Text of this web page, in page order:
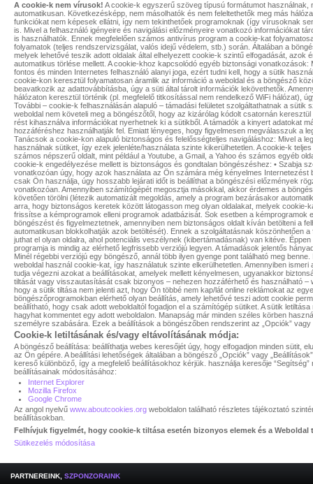
A cookie-k nem vírusok! A cookie-k egyszerű szöveg típusú formátumot
automatikusan. Következésképp, nem másolhatók és nem feleltethetők meg más
funkciókat nem képesek ellátni, így nem tekinthetőek programoknak (így vírusoknak
is. Mivel a felhasználó igényeire és navigálási előzményeire vonatkozó információkat
is használhatók. Ennek megfelelően számos antivírus program a cookie-kat
folyamatok (teljes rendszervizsgálat, valós idejű védelem, stb.) során. Általában a
melyek lehetővé teszik adott oldalak által elhelyezett cookie-k szintű elfogadását, azok
automatikus törlése mellett. A cookie-khoz kapcsolódó egyéb biztonsági
fontos és minden Internetes felhasználó alanyi joga, ezért tudni kell, hogy a sütik
cookie-kon keresztül folyamatosan áramlik az információ a weboldal és a böngésző
beavatkozik az adattovábbításba, úgy a süti által tárolt információk lekövethetők.
hálózaton keresztül történik (pl. megfelelő titkosítással nem rendelkező WiFi hálózat),
További – cookie-k felhasználásán alapuló – támadási felületet szolgáltathatnak a sütik
weboldal nem követeli meg a böngészőtől, hogy az kizárólag kódolt csatornán
rést kihasználva információkat nyerhetnek ki a sütikből. A támadók a kinyert adatokat
hozzáféréshez használhatják fel. Emiatt lényeges, hogy figyelmesen megválasszuk a
Tanácsok a cookie-kon alapuló biztonságos és felelősségteljes navigáláshoz: Mivel a
használnak sütiket, így ezek jelenléte/használata szinte kikerülhetetlen. A cookie-k
számos népszerű oldalt, mint például a Youtube, a Gmail, a Yahoo és számos egyéb
cookie-k engedélyezése mellett is biztonságos és gondtalan böngészéshez: • Szabja
vonatkozóan úgy, hogy azok használata az Ön számára még kényelmes
csak Ön használja, úgy hosszabb lejárati időt is beállíthat a böngészési előzmények
vonatkozóan. Amennyiben számítógépét megosztja másokkal, akkor érdemes a
követően törölni (létezik automatizált megoldás, amely a program bezárásakor
arra, hogy biztonságos keretek között látogasson meg olyan oldalakat, melyek
frissítse a kémprogramok elleni programok adatbázisát. Sok esetben a kémprogramok
böngészést és figyelmeztetnek, amennyiben nem biztonságos oldalt kíván betölteni a
automatikusan blokkolhatják azok betöltését). Ennek a szolgáltatásnak köszönhetően
juthat el olyan oldalra, ahol potenciális veszélynek (kibertámadásnak) van kitéve.
programja is mindig az elérhető legfrissebb verziójú legyen. A támadások jelentős
Minél régebbi verziójú egy böngésző, annál több ilyen gyenge pont található meg
weboldal használ cookie-kat, így használatuk szinte elkerülhetetlen. Amennyiben
tudja végezni azokat a beállításokat, amelyek mellett kényelmesen, ugyanakkor
tiltását vagy visszautasítását csak bizonyos – nehezen hozzáférhető és használható –
hogy a sütik tiltása nem jelenti azt, hogy Ön többé nem kap/lát online reklámokat az
böngészőprogramokban elérhető olyan beállítás, amely lehetővé teszi adott cookie
beállítható, hogy csak adott weboldaltól fogadjon el a számítógép sütiket. A sütik
hagyhat kommentet egy adott weboldalon. Manapság már minden széles körben
személyre szabására. Ezek a beállítások a böngészőben rendszerint az „Opciók” vagy
Cookie-k letiltásának és/vagy eltávolításának módja:
A böngésző beállítása: beállíthatja webes keresőjét úgy, hogy elfogadjon minden sütit,
az Ön gépére. A beállítási lehetőségek általában a böngésző „Opciók” vagy
kereső különböző, így a megfelelő beállításokhoz kérjük. használja keresője “Segítség”
beállításainak módosításához:
Internet Explorer
Mozilla Firefox
Google Chrome
Az angol nyelvű www.aboutcookies.org weboldalon található részletes tájékoztató
beállításokban.
Felhívjuk figyelmét, hogy cookie-k tiltása esetén bizonyos elemek és a
Sütikezelés módosítása
PARTNEREINK, SZPONZORAINK